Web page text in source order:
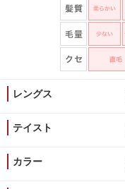
レングス
テイスト
カラー